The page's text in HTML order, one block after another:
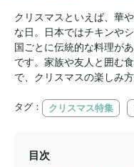
クリスマスといえば、華
な日。日本ではチキンや
国ごとに伝統的な料理が
です。家族や友人と囲む
で、クリスマスの楽しみ
タグ： クリスマス特集
目次